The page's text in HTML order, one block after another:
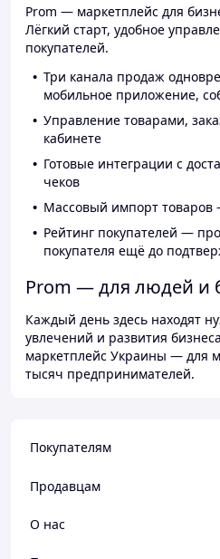
Prom — маркетплейс для
Лёгкий старт, удобное
покупателей.
Три канала продаж
мобильное приложение,
Управление товарами,
кабинете
Готовые интеграции с
чеков
Массовый импорт товаров
Рейтинг покупателей —
покупателя ещё до
Prom — для людей и
Каждый день здесь находят
увлечений и развития
маркетплейс Украины — для
тысяч предпринимателей.
Покупателям
Продавцам
О нас